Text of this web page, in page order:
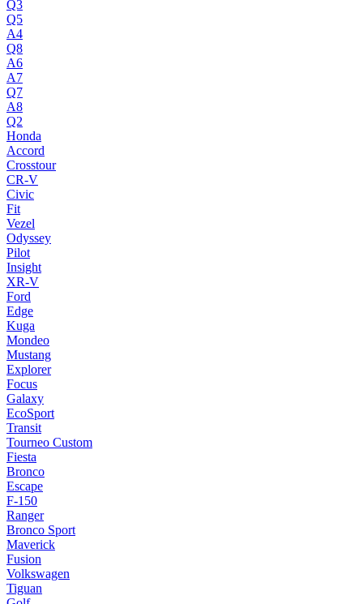
Q3
Q5
A4
Q8
A6
A7
Q7
A8
Q2
Honda
Accord
Crosstour
CR-V
Civic
Fit
Vezel
Odyssey
Pilot
Insight
XR-V
Ford
Edge
Kuga
Mondeo
Mustang
Explorer
Focus
Galaxy
EcoSport
Transit
Tourneo Custom
Fiesta
Bronco
Escape
F-150
Ranger
Bronco Sport
Maverick
Fusion
Volkswagen
Tiguan